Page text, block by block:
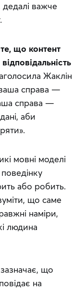
дедалі важче
що контент
Жаклін
справа —
справа —
аби
».
мовні моделі
або робить.
що саме
наміри,
людина
що
на